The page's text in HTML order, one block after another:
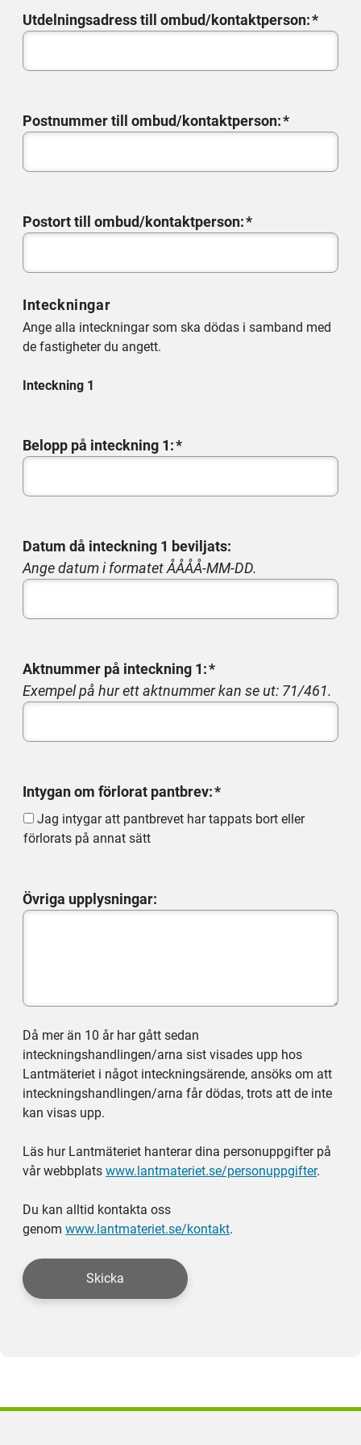
Utdelningsadress till ombud/kontaktperson:
Postnummer till ombud/kontaktperson:
Postort till ombud/kontaktperson:
Inteckningar
Ange alla inteckningar som ska dödas i samband med
de fastigheter du angett.
Inteckning 1
Belopp på inteckning 1:
Datum då inteckning 1 beviljats:
Ange datum i formatet ÅÅÅÅ-MM-DD.
Aktnummer på inteckning 1:
Exempel på hur ett aktnummer kan se ut: 71/461.
Intygan om förlorat pantbrev:
Jag intygar att pantbrevet har tappats bort eller
förlorats på annat sätt
Övriga upplysningar:
Då mer än 10 år har gått sedan
inteckningshandlingen/arna sist visades upp hos
Lantmäteriet i något inteckningsärende, ansöks om att
inteckningshandlingen/arna får dödas, trots att de inte
kan visas upp.
Läs hur Lantmäteriet hanterar dina personuppgifter på
vår webbplats www.lantmateriet.se/personuppgifter.
Du kan alltid kontakta oss
genom www.lantmateriet.se/kontakt.
Skicka